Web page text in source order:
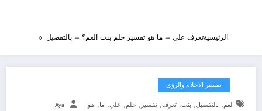
الرئيسيةتعرف علي – ما هو تفسير حلم بنت العم؟ – بالتفصيل
تفسير الاحلام والرؤى
العم, بالتفصيل, بنت, تعرف, تفسير , حلم, علي, ما, هو Aya